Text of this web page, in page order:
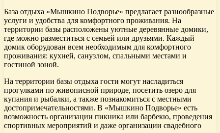
База отдыха «Мышкино Подворье» предлагает разнообразные
услуги и удобства для комфортного проживания. На
территории базы расположены уютные деревянные домики,
где можно разместиться с семьей или друзьями. Каждый
домик оборудован всем необходимым для комфортного
проживания: кухней, санузлом, спальными местами и
гостиной зоной.
На территории базы отдыха гости могут насладиться
прогулками по живописной природе, посетить озеро для
купания и рыбалки, а также познакомиться с местными
достопримечательностями. В «Мышкино Подворье» есть
возможность организации пикника или барбекю, проведения
спортивных мероприятий и даже организации свадебного